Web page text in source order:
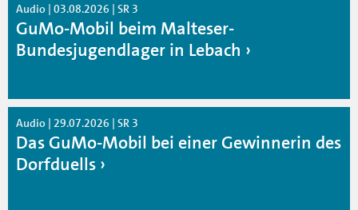
Audio | 03.08.2026 | SR 3
GuMo-Mobil beim Malteser-
Bundesjugendlager in Lebach
Audio | 29.07.2026 | SR 3
Das GuMo-Mobil bei einer Gewinnerin des
Dorfduells